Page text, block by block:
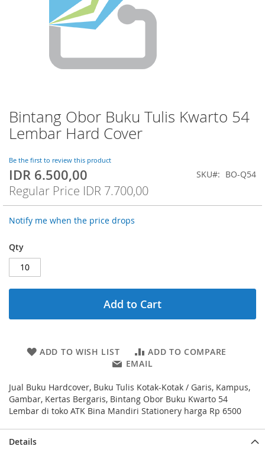
Bintang Obor Buku Tulis Kwarto 54
Lembar Hard Cover
Be the first to review this product
Special
Price
IDR 6.500,00
Regular Price IDR 7.700,00
SKU BO-Q54
Notify me when the price drops
Qty
Add to Cart
ADD TO WISH LIST
ADD TO COMPARE
EMAIL
Jual Buku Hardcover, Buku Tulis Kotak-Kotak / Garis, Kampus,
Gambar, Kertas Bergaris, Bintang Obor Buku Kwarto 54
Lembar di toko ATK Bina Mandiri Stationery harga Rp 6500
Skip
to
the
of
the
images
gallery
Details